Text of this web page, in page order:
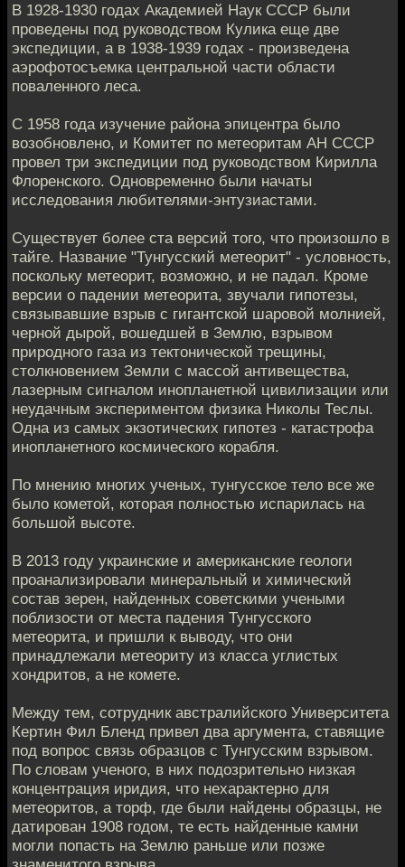
В 1928-1930 годах Академией Наук СССР были
проведены под руководством Кулика еще две
экспедиции, а в 1938-1939 годах - произведена
аэрофотосъемка центральной части области
поваленного леса.
С 1958 года изучение района эпицентра было
возобновлено, и Комитет по метеоритам АН СССР
провел три экспедиции под руководством Кирилла
Флоренского. Одновременно были начаты
исследования любителями-энтузиастами.
Существует более ста версий того, что произошло в
тайге. Название "Тунгусский метеорит" - условность,
поскольку метеорит, возможно, и не падал. Кроме
версии о падении метеорита, звучали гипотезы,
связывавшие взрыв с гигантской шаровой молнией,
черной дырой, вошедшей в Землю, взрывом
природного газа из тектонической трещины,
столкновением Земли с массой антивещества,
лазерным сигналом инопланетной цивилизации или
неудачным экспериментом физика Николы Теслы.
Одна из самых экзотических гипотез - катастрофа
инопланетного космического корабля.
По мнению многих ученых, тунгусское тело все же
было кометой, которая полностью испарилась на
большой высоте.
В 2013 году украинские и американские геологи
проанализировали минеральный и химический
состав зерен, найденных советскими учеными
поблизости от места падения Тунгусского
метеорита, и пришли к выводу, что они
принадлежали метеориту из класса углистых
хондритов, а не комете.
Между тем, сотрудник австралийского Университета
Кертин Фил Бленд привел два аргумента, ставящие
под вопрос связь образцов с Тунгусским взрывом.
По словам ученого, в них подозрительно низкая
концентрация иридия, что нехарактерно для
метеоритов, а торф, где были найдены образцы, не
датирован 1908 годом, те есть найденные камни
могли попасть на Землю раньше или позже